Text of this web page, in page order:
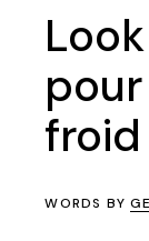
WORDS BY